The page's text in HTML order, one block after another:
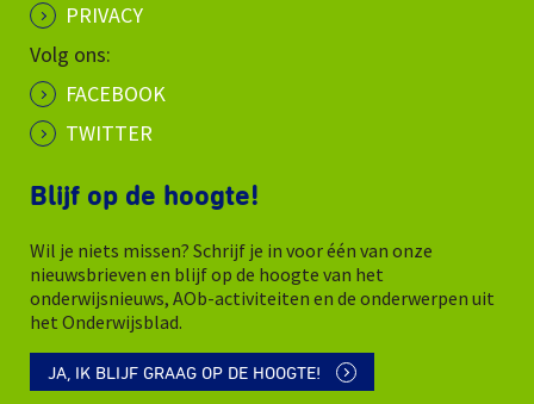
PRIVACY
Volg ons:
FACEBOOK
TWITTER
Blijf op de hoogte!
Wil je niets missen? Schrijf je in voor één van onze
nieuwsbrieven en blijf op de hoogte van het
onderwijsnieuws, AOb-activiteiten en de onderwerpen uit
het Onderwijsblad.
JA, IK BLIJF GRAAG OP DE HOOGTE!